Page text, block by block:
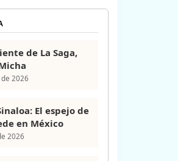
de La Saga,
2026
El espejo de
en México
2026